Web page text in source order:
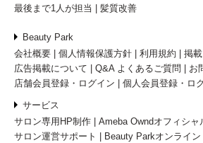
最後まで1人が担当
髪質改善
Beauty Park
会社概要
個人情報保護方針 利用規約
掲
広告掲載について
Q&A よくあるご質問
お
店舗会員登録・ログイン
個人会員登録・ロ
サービス
サロン専用HP制作
Ameba Owndオフィシャ
サロン運営サポート
Beauty Parkオンライン